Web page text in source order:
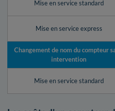
Mise en service standard
Mise en service express
Changement de nom du compteur
intervention
Mise en service standard